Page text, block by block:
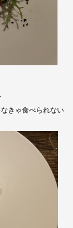
きゃ食べられない